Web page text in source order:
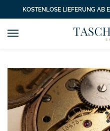
KOSTENLOSE LIEFERUNG AB